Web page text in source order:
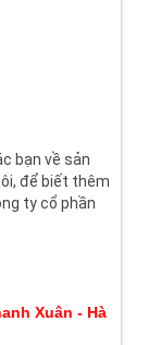
bạn về sản
để biết thêm
ty cổ phần
Xuân - Hà